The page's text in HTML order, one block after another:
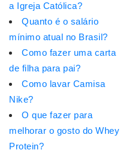
a Igreja Católica?
Quanto é o salário
mínimo atual no Brasil?
Como fazer uma carta
de filha para pai?
Como lavar Camisa
Nike?
O que fazer para
melhorar o gosto do Whey
Protein?